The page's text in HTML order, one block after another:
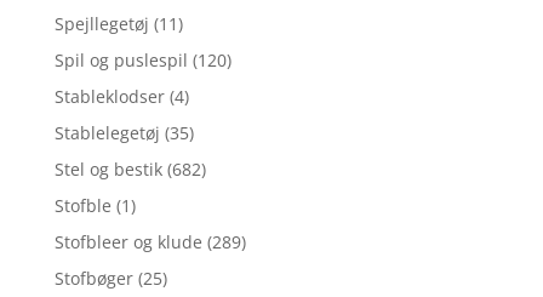
Spejllegetøj (11)
Spil og puslespil (120)
Stableklodser (4)
Stablelegetøj (35)
Stel og bestik (682)
Stofble (1)
Stofbleer og klude (289)
Stofbøger (25)